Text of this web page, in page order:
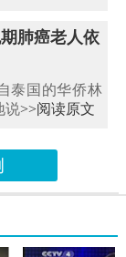
肺癌老人依
泰国的华侨林
说>>阅读原文